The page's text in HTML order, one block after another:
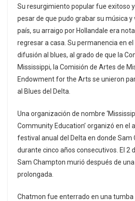
Su resurgimiento popular fue exitoso
pesar de que pudo grabar su música y
país, su arraigo por Hollandale era
regresar a casa. Su permanencia en
difusión al blues, al grado de que la
Mississippi, la Comisión de Artes de
Endowment for the Arts se unieron
al Blues del Delta.
Una organización de nombre
Community Education’ organizó en el
festival anual del Delta en donde Sam
durante cinco años consecutivos. El 2
Sam Champton murió después de
prolongada.
Chatmon fue enterrado en una tumba